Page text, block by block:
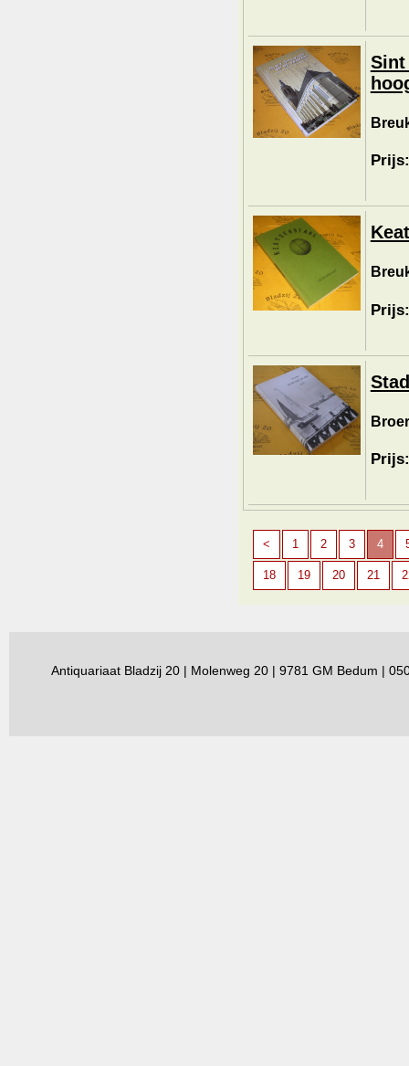
Sint
< 1 2 3 4
18 19 20 21
Antiquariaat Bladzij 20 | Molenweg 20 | 9781 GM Bedum |